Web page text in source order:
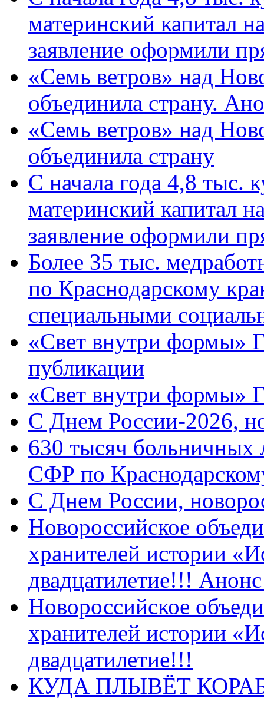
материнский капитал
заявление оформили
«Семь ветров» над
объединила страну.
«Семь ветров» над
объединила страну
С начала года 4,8 тыс.
материнский капитал
заявление оформили
Более 35 тыс.
по Краснодарскому
специальными
«Свет внутри формы»
публикации
«Свет внутри формы»
C Днем России-2026,
630 тысяч больничных
СФР по
C Днем России,
Новороссийское
хранителей истории
двадцатилетие!!!
Новороссийское
хранителей истории
двадцатилетие!!!
КУДА ПЛЫВЁТ